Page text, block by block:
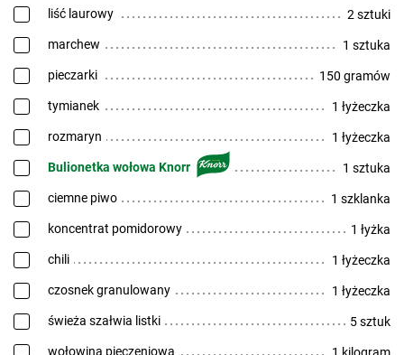
liść laurowy 2 sztuki
marchew 1 sztuka
pieczarki 150 gramów
tymianek 1 łyżeczka
rozmaryn 1 łyżeczka
Bulionetka wołowa Knorr 1 sztuka
ciemne piwo 1 szklanka
koncentrat pomidorowy 1 łyżka
chili 1 łyżeczka
czosnek granulowany 1 łyżeczka
świeża szałwia listki 5 sztuk
wołowina pieczeniowa